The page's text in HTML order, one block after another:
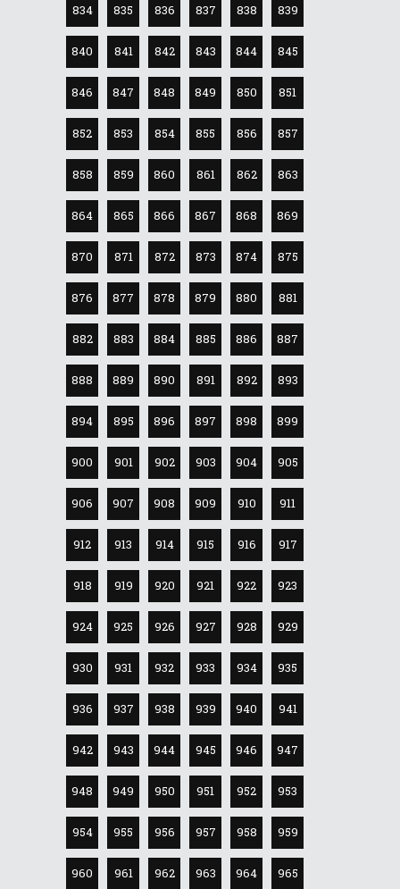
834 835 836 837 838 839
840 841 842 843 844 845
846 847 848 849 850 851
852 853 854 855 856 857
858 859 860 861 862 863
864 865 866 867 868 869
870 871 872 873 874 875
876 877 878 879 880 881
882 883 884 885 886 887
888 889 890 891 892 893
894 895 896 897 898 899
900 901 902 903 904 905
906 907 908 909 910 911
912 913 914 915 916 917
918 919 920 921 922 923
924 925 926 927 928 929
930 931 932 933 934 935
936 937 938 939 940 941
942 943 944 945 946 947
948 949 950 951 952 953
954 955 956 957 958 959
960 961 962 963 964 965